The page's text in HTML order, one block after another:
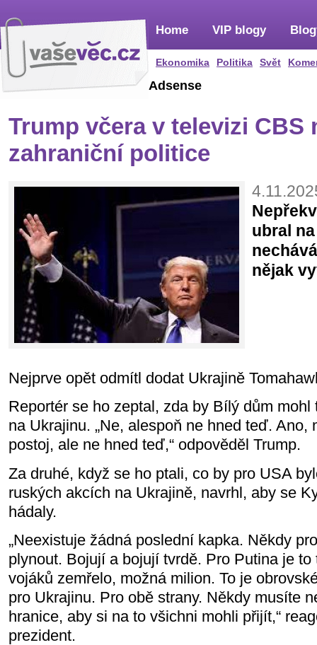
Home
Ekonomika Politika Svět
VIP blogy
Adsense
Trump včera v televizi CBS
zahraniční politice
ubral
nějak
Nejprve opět odmítl dodat Ukrajině
Reportér se ho zeptal, zda by Bílý dům mohl
na Ukrajinu. „Ne, alespoň ne hned teď. Ano,
postoj, ale ne hned teď,“ odpověděl Trump.
Za druhé, když se ho ptali, co by pro USA
ruských akcích na Ukrajině, navrhl, aby se
hádaly.
„Neexistuje žádná poslední kapka. Někdy
plynout. Bojují a bojují tvrdě. Pro Putina je
vojáků zemřelo, možná milion. To je
pro Ukrajinu. Pro obě strany. Někdy musíte
hranice, aby si na to všichni mohli přijít,“
prezident.